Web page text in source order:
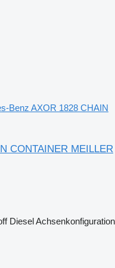
Benz AXOR 1828 CHAIN
CONTAINER MEILLER
DieselAchsenkonfiguration